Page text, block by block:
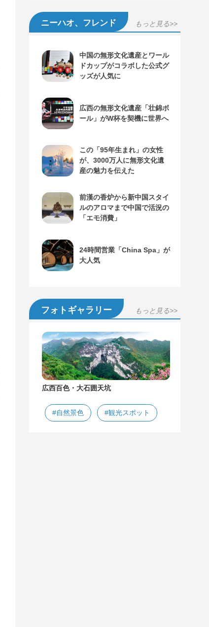
ニーハオ、フレンド もっと見る>>
中国の無形文化遺産とワール
ドカップがコラボした公式グ
ッズが人気に
広西の無形文化遺産「壮錦ボ
ール」がW杯を契機に世界へ
この「95年生まれ」の女性
が、3000万人に無形文化遺
産の魅力を伝えた
前漢の香炉から新中国スタイ
ルのアロマまで中国で活況の
「エモ消費」
24時間営業「China Spa」が
大人気
フォトギャラリー もっと見る>>
広西百色・大石囲天坑
#自然景色 #観光スポット